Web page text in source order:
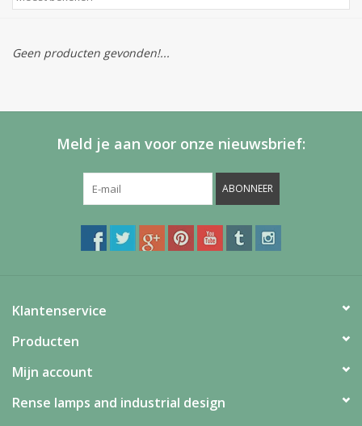
Geen producten gevonden!...
Meld je aan voor onze nieuwsbrief:
ABONNEER
Klantenservice
Producten
Mijn account
Rense lamps and industrial design